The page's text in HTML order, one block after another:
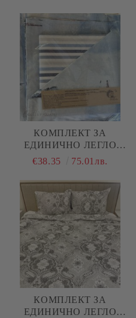
КОМПЛЕКТ ЗА
ЕДИНИЧНО ЛЕГЛО
"КОРАБИ КАРТИНА"
€38.35 75.01лв.
КОМПЛЕКТ ЗА
ЕДИНИЧНО ЛЕГЛО